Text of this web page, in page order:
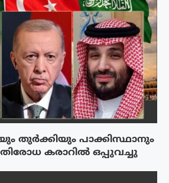
തുർക്കിയും പാക്കിസ്ഥാനും
കരാറിൽ ഒപ്പുവച്ചു